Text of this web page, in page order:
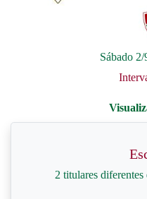
Sábado
2 titulares